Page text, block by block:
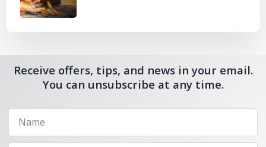
Receive offers, tips, and news in your email.
You can unsubscribe at any time.